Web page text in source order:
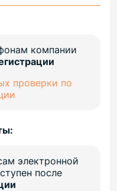
компании
проверки по
электронной
после